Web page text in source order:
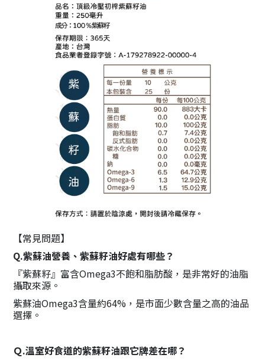
【常見問題】
Q.紫蘇油營養、紫蘇籽油好處有哪些？
『紫蘇籽』富含Omega3不飽和脂肪酸，是非常好的油脂
攝取來源。
紫蘇油Omega3含量約64%，是市面少數含量之高的油品
選擇。
Ｑ.溫室好食道的紫蘇籽油跟它牌差在哪？